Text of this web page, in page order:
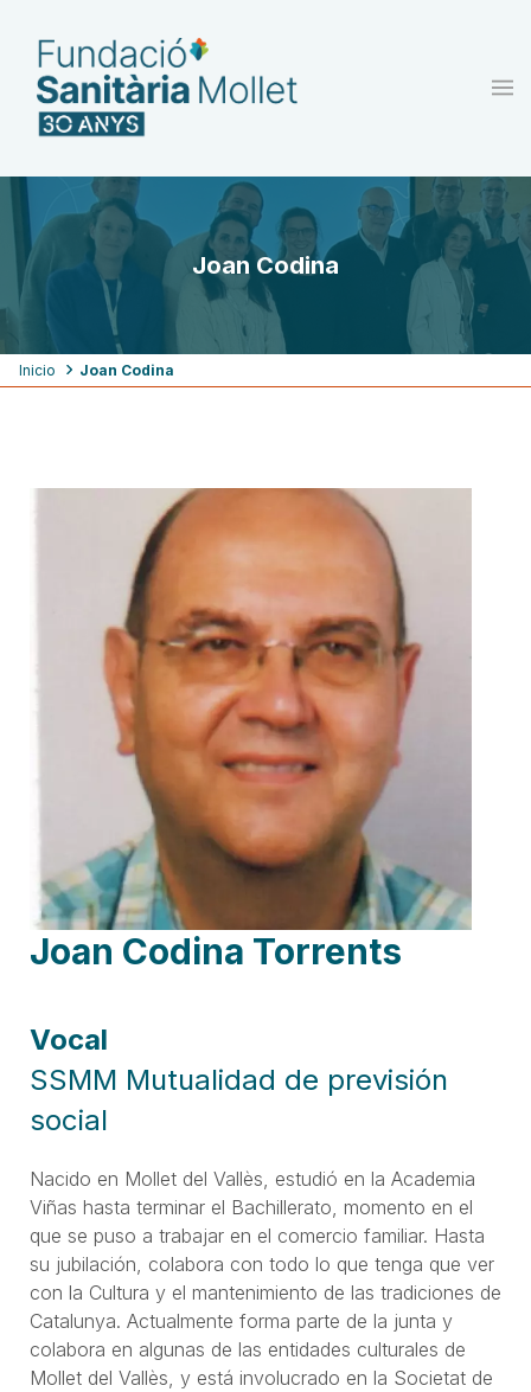
contenido
principal
Joan Codina
Ruta
Inicio Joan Codina
Joan Codina Torrents
Vocal
SSMM Mutualidad de previsión
social
Nacido en Mollet del Vallès, estudió en la Academia
Viñas hasta terminar el Bachillerato, momento en el
que se puso a trabajar en el comercio familiar. Hasta
su jubilación, colabora con todo lo que tenga que ver
con la Cultura y el mantenimiento de las tradiciones de
Catalunya. Actualmente forma parte de la junta y
colabora en algunas de las entidades culturales de
Mollet del Vallès, y está involucrado en la Societat de